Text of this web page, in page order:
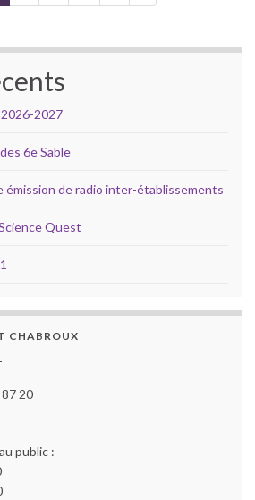
2027
6e Sable
émission de radio inter-établissements
Quest
CHABROUX
20
public :